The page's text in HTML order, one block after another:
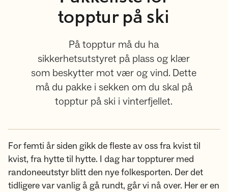
topptur på ski
På topptur må du ha
sikkerhetsutstyret på plass og klær
som beskytter mot vær og vind. Dette
må du pakke i sekken om du skal på
topptur på ski i vinterfjellet.
For femti år siden gikk de fleste av oss fra kvist til
kvist, fra hytte til hytte. I dag har toppturer med
randoneeutstyr blitt den nye folkesporten. Der det
tidligere var vanlig å gå rundt, går vi nå over. Her er en